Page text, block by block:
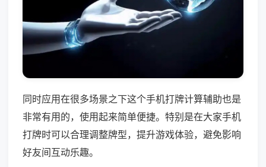
同时应用在很多场景之下这个手机打牌计算辅助也是
非常有用的，使用起来简单便捷。特别是在大家手机
打牌时可以合理调整牌型，提升游戏体验，避免影响
好友间互动乐趣。